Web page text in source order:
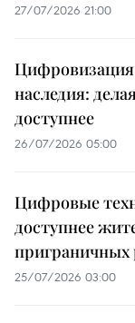
27/07/2026 21:00
Цифровизация
наследия:
доступнее
26/07/2026 05:00
Цифровые
доступнее
приграничных
25/07/2026 03:00